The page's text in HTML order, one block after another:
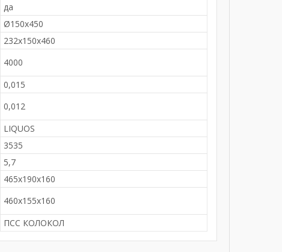
да
Ø150х450
232х150х460
4000
0,015
0,012
LIQUOS
3535
5,7
465х190х160
460х155х160
ПСС КОЛОКОЛ